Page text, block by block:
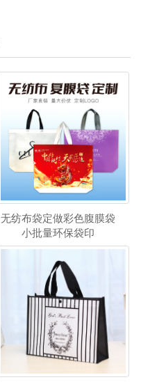
无纺布袋定做彩色腹膜袋
小批量环保袋印